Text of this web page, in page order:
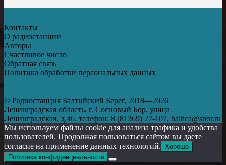
Контакты
О радиостанции
Авторы
Счастливое число
Обратная связь
Политика обработки персональных данных
© Радиостанция Балтийский Берег, 2018—2026
Ленинградская область, г. Сосновый Бор, улица
Ленинградская, д.46, телефон: 8 (81369) 27-107, baltica@sbor.ru
Мы используем файлы cookie для анализа трафика и удобства
пользователей. Продолжая пользоваться сайтом вы даете
согласие на применение данных технологий. Хорошо
Политика конфиденциальности